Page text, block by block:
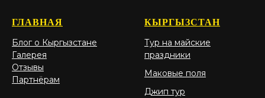
ГЛАВНАЯ
Блог о Кыргызстане
Галерея
Отзывы
Партнёрам
КЫРГЫЗСТАН
Тур на майские
праздники
Маковые поля
Джип тур